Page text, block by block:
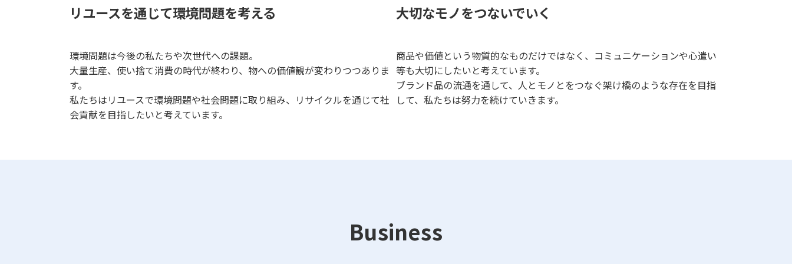
リユースを通じて環境問題を考える
環境問題は今後の私たちや次世代への課題。
大量生産、使い捨て消費の時代が終わり、物への価値観が変わりつつありま
す。
私たちはリユースで環境問題や社会問題に取り組み、リサイクルを通じて社
会貢献を目指したいと考えています。
大切なモノをつないでいく
商品や価値という物質的なものだけではなく、コミュニケーションや心遣い
等も大切にしたいと考えています。
ブランド品の流通を通して、人とモノとをつなぐ架け橋のような存在を目指
して、私たちは努力を続けていきます。
Business